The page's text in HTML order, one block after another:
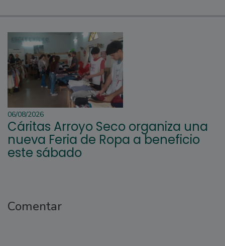
06/08/2026
Cáritas Arroyo Seco organiza una
nueva Feria de Ropa a beneficio
este sábado
Comentar